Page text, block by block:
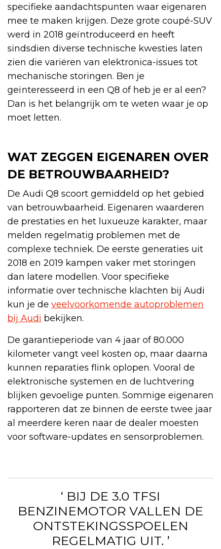
specifieke aandachtspunten waar eigenaren
mee te maken krijgen. Deze grote coupé-SUV
werd in 2018 geïntroduceerd en heeft
sindsdien diverse technische kwesties laten
zien die variëren van elektronica-issues tot
mechanische storingen. Ben je
geïnteresseerd in een Q8 of heb je er al een?
Dan is het belangrijk om te weten waar je op
moet letten.
WAT ZEGGEN EIGENAREN OVER
DE BETROUWBAARHEID?
De Audi Q8 scoort gemiddeld op het gebied
van betrouwbaarheid. Eigenaren waarderen
de prestaties en het luxueuze karakter, maar
melden regelmatig problemen met de
complexe techniek. De eerste generaties uit
2018 en 2019 kampen vaker met storingen
dan latere modellen. Voor specifieke
informatie over technische klachten bij Audi
kun je de veelvoorkomende autoproblemen
bij Audi bekijken.
De garantieperiode van 4 jaar of 80.000
kilometer vangt veel kosten op, maar daarna
kunnen reparaties flink oplopen. Vooral de
elektronische systemen en de luchtvering
blijken gevoelige punten. Sommige eigenaren
rapporteren dat ze binnen de eerste twee jaar
al meerdere keren naar de dealer moesten
voor software-updates en sensorproblemen.
‘ BIJ DE 3.0 TFSI
BENZINEMOTOR VALLEN DE
ONTSTEKINGSSPOELEN
REGELMATIG UIT. ’